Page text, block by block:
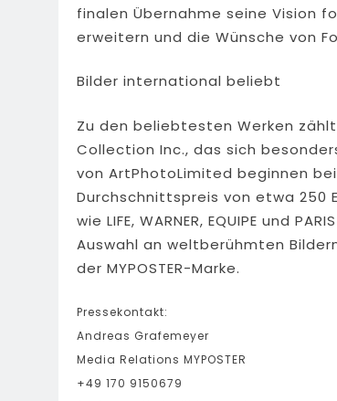
finalen Übernahme seine Vision
erweitern und die Wünsche von
Bilder international beliebt
Zu den beliebtesten Werken
Collection Inc., das sich
von ArtPhotoLimited beginnen
Durchschnittspreis von etwa 250
wie LIFE, WARNER, EQUIPE und
Auswahl an weltberühmten
der MYPOSTER-Marke.
Pressekontakt:
Andreas Grafemeyer
Media Relations MYPOSTER
+49 170 9150679